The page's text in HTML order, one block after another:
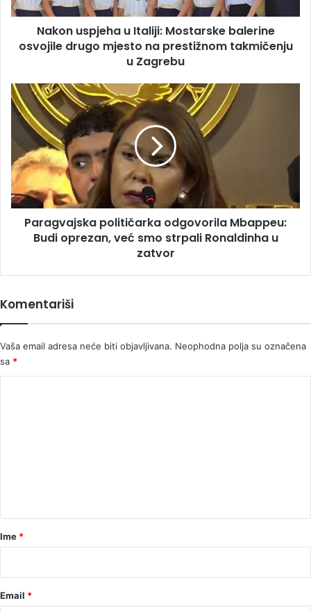
mjesto
prestižnom
Zagrebu
Nakon uspjeha u Italiji: Mostarske balerine
osvojile drugo mjesto na prestižnom takmičenju
u Zagrebu
Paragvajska
političarka
odgovorila
Mbappeu:
Budi
oprezan,
već
smo
strpali
Ronaldinha
Paragvajska političarka odgovorila Mbappeu:
Budi oprezan, već smo strpali Ronaldinha u
zatvor
Komentariši
Vaša email adresa neće biti objavljivana. Neophodna polja su označena
sa *
rIme *
Email *